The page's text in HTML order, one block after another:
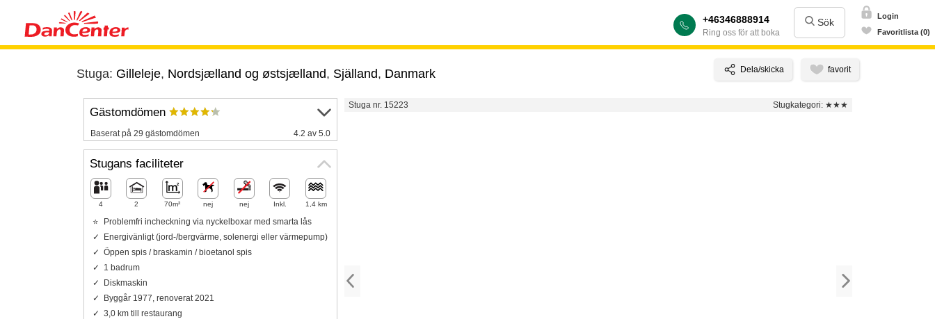
+46346888914
Ring oss för att boka
Sök
Login
Favoritlista (0)
Stuga: Gilleleje, Nordsjælland og østsjælland, Själland, Danmark
Stuga nr. 15223 Stugkategori: ★★★
Gästomdömen
Baserat på 29 gästomdömen 4.2 av 5.0
Stugans faciliteter
4 2 70m² nej nej Inkl. 1,4 km
Problemfri incheckning via nyckelboxar med smarta lås
Energivänligt (jord-/bergvärme, solenergi eller värmepump)
Öppen spis / braskamin / bioetanol spis
1 badrum
Diskmaskin
Byggår 1977, renoverat 2021
3,0 km till restaurang